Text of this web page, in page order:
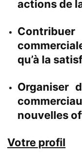
actions de
qu’à la
Organiser
nouvelles
Votre profil